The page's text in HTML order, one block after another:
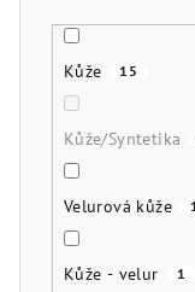
Kůže 15
Kůže/Syntetika
Velurová kůže 1
Kůže - velur 1